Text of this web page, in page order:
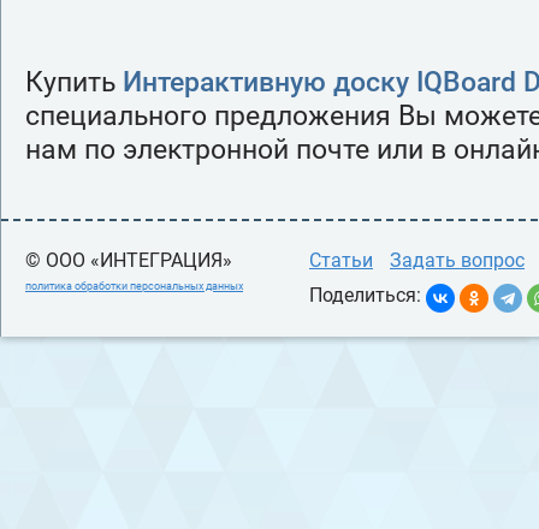
Купить Интерактивную доску IQBoard
специального предложения Вы
нам по электронной почте или в
© ООО «ИНТЕГРАЦИЯ»
политика обработки персональных данных
Статьи
Задать вопрос
Поделиться: